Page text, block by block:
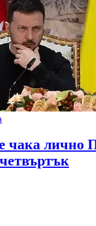
чака лично